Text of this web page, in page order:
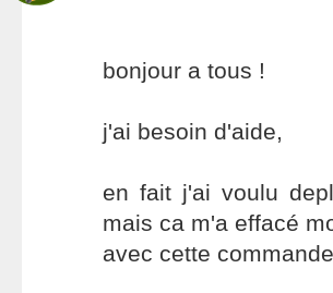
bonjour a tous !
j'ai besoin d'aide,
en fait j'ai voulu
mais ca m'a effacé
avec cette